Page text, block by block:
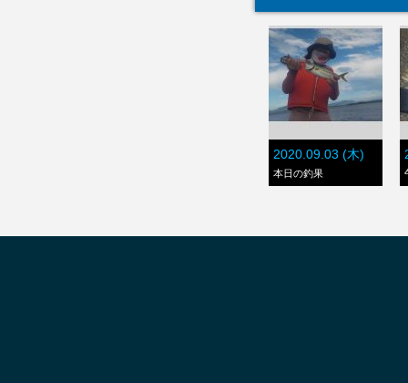
2020.09.03 (木)
本日の釣果